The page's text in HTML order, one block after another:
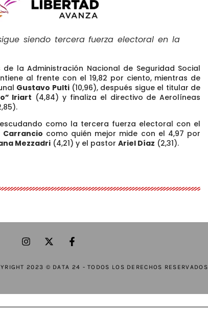
siendo tercera fuerza electoral en la
la Administración Nacional de Seguridad Social
al frente con el 19,82 por ciento, mientras de
Gustavo Pulti(10,96), después sigue el titular de
Iriart (4,84) y finaliza el directivo de Aerolíneas
como la tercera fuerza electoral con el
Carrancio como quién mejor mide con el 4,97 por
Mezzadri (4,21) y el pastor Ariel Díaz (2,31).
2023 © DATA 24 - TODOS LOS DERECHOS RESERVADOS